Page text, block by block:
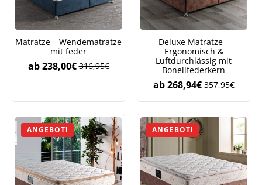
Matratze – Wendematratze
mit feder
ab 316,95€
238,00€
Deluxe Matratze –
Ergonomisch &
Luftdurchlässig mit
Bonellfederkern
ab 357,95€
268,94€
ANGEBOT! ANGEBOT!